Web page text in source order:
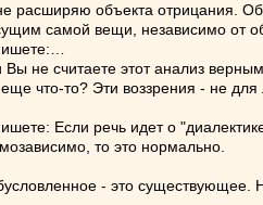
расширяю объекта отрицания.
самой вещи, независимо от
Вы не считаете этот анализ
что-то? Эти воззрения - не
Если речь идет о
то это нормально.
- это